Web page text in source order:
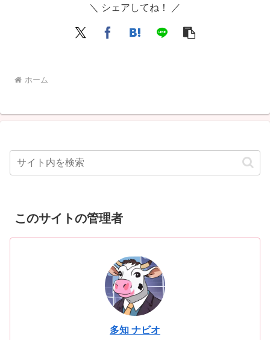
＼ シェアしてね！ ／
ホーム
このサイトの管理者
多知 ナビオ